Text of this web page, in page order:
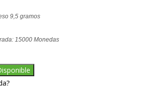
9,5 gramos
15000 Monedas